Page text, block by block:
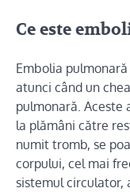
Ce este
Embolia
atunci când un
pulmonară. Aceste
la plămâni către
numit tromb, se
corpului, cel mai
sistemul circulator,